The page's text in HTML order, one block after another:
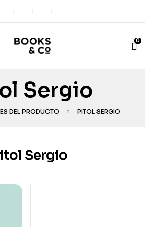
0
Sergio
DEL PRODUCTO PITOL SERGIO
Sergio